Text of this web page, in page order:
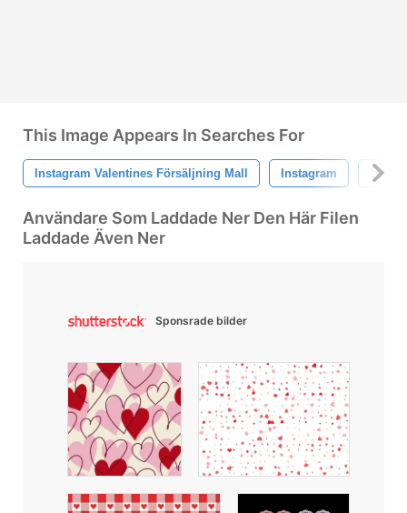
This Image Appears In Searches For
Instagram Valentines Försäljning Mall Instagram
Användare Som Laddade Ner Den Här Filen
Laddade Även Ner
Sponsrade bilder